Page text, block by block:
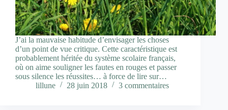
J’ai la mauvaise habitude d’envisager les choses
d’un point de vue critique. Cette caractéristique est
probablement héritée du système scolaire français,
où on aime souligner les fautes en rouges et passer
sous silence les réussites… à force de lire sur…
lillune
28 juin 2018 3 commentaires